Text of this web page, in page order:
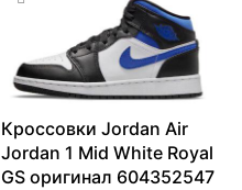
Кроссовки Jordan Air
Jordan 1 Mid White Royal
GS оригинал 604352547